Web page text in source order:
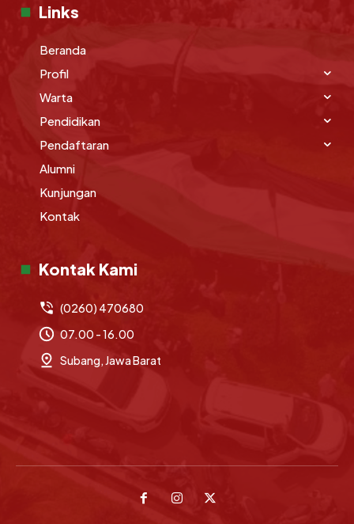
Links
Beranda
Profil
Warta
Pendidikan
Pendaftaran
Alumni
Kunjungan
Kontak
Kontak Kami
(0260) 470680
07.00 - 16.00
Subang, Jawa Barat